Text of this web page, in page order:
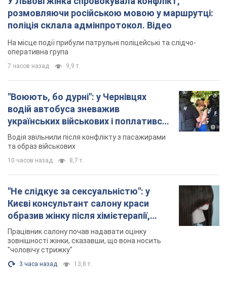
водій автобуса зневажив
українських військових і поплатився.
Відео
та образ військових
"Не слідкує за сексуальністю": у
Києві консультант салону краси
образив жінку після хімієтерапії,
розгорівся скандал. Фото
зовнішності жінки, сказавши, що вона носить
"чоловічу стрижку"
3 часа назад 13,8 т.